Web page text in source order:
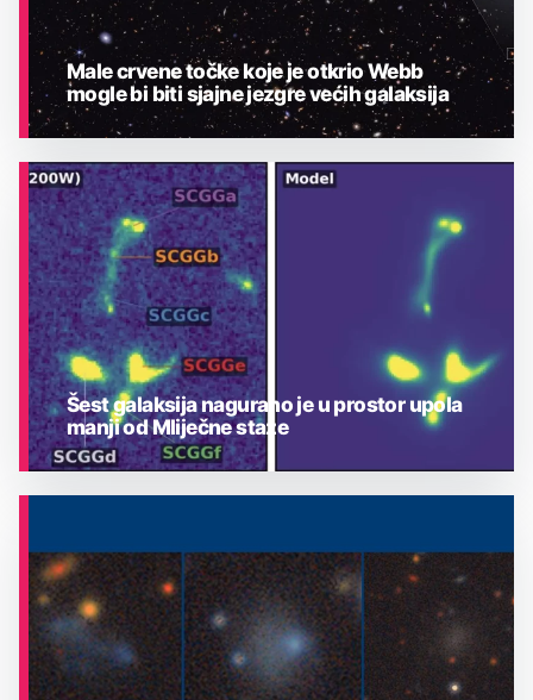
ASTRONOMIJA
Male crvene točke koje je otkrio Webb
mogle bi biti sjajne jezgre većih galaksija
Šest galaksija nagurano je u prostor upola
manji od Mliječne staze